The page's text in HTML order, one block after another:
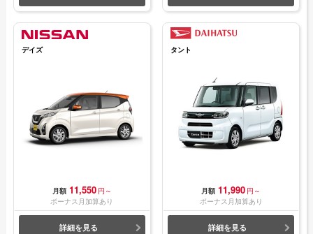
デイズ
月額 11,550 円～
ボーナス月加算あり
詳細を見る
タント
月額 11,990 円～
ボーナス月加算あり
詳細を見る